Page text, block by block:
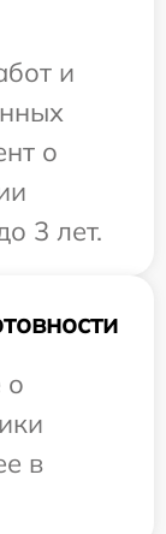
и
о
3 лет.
о
в